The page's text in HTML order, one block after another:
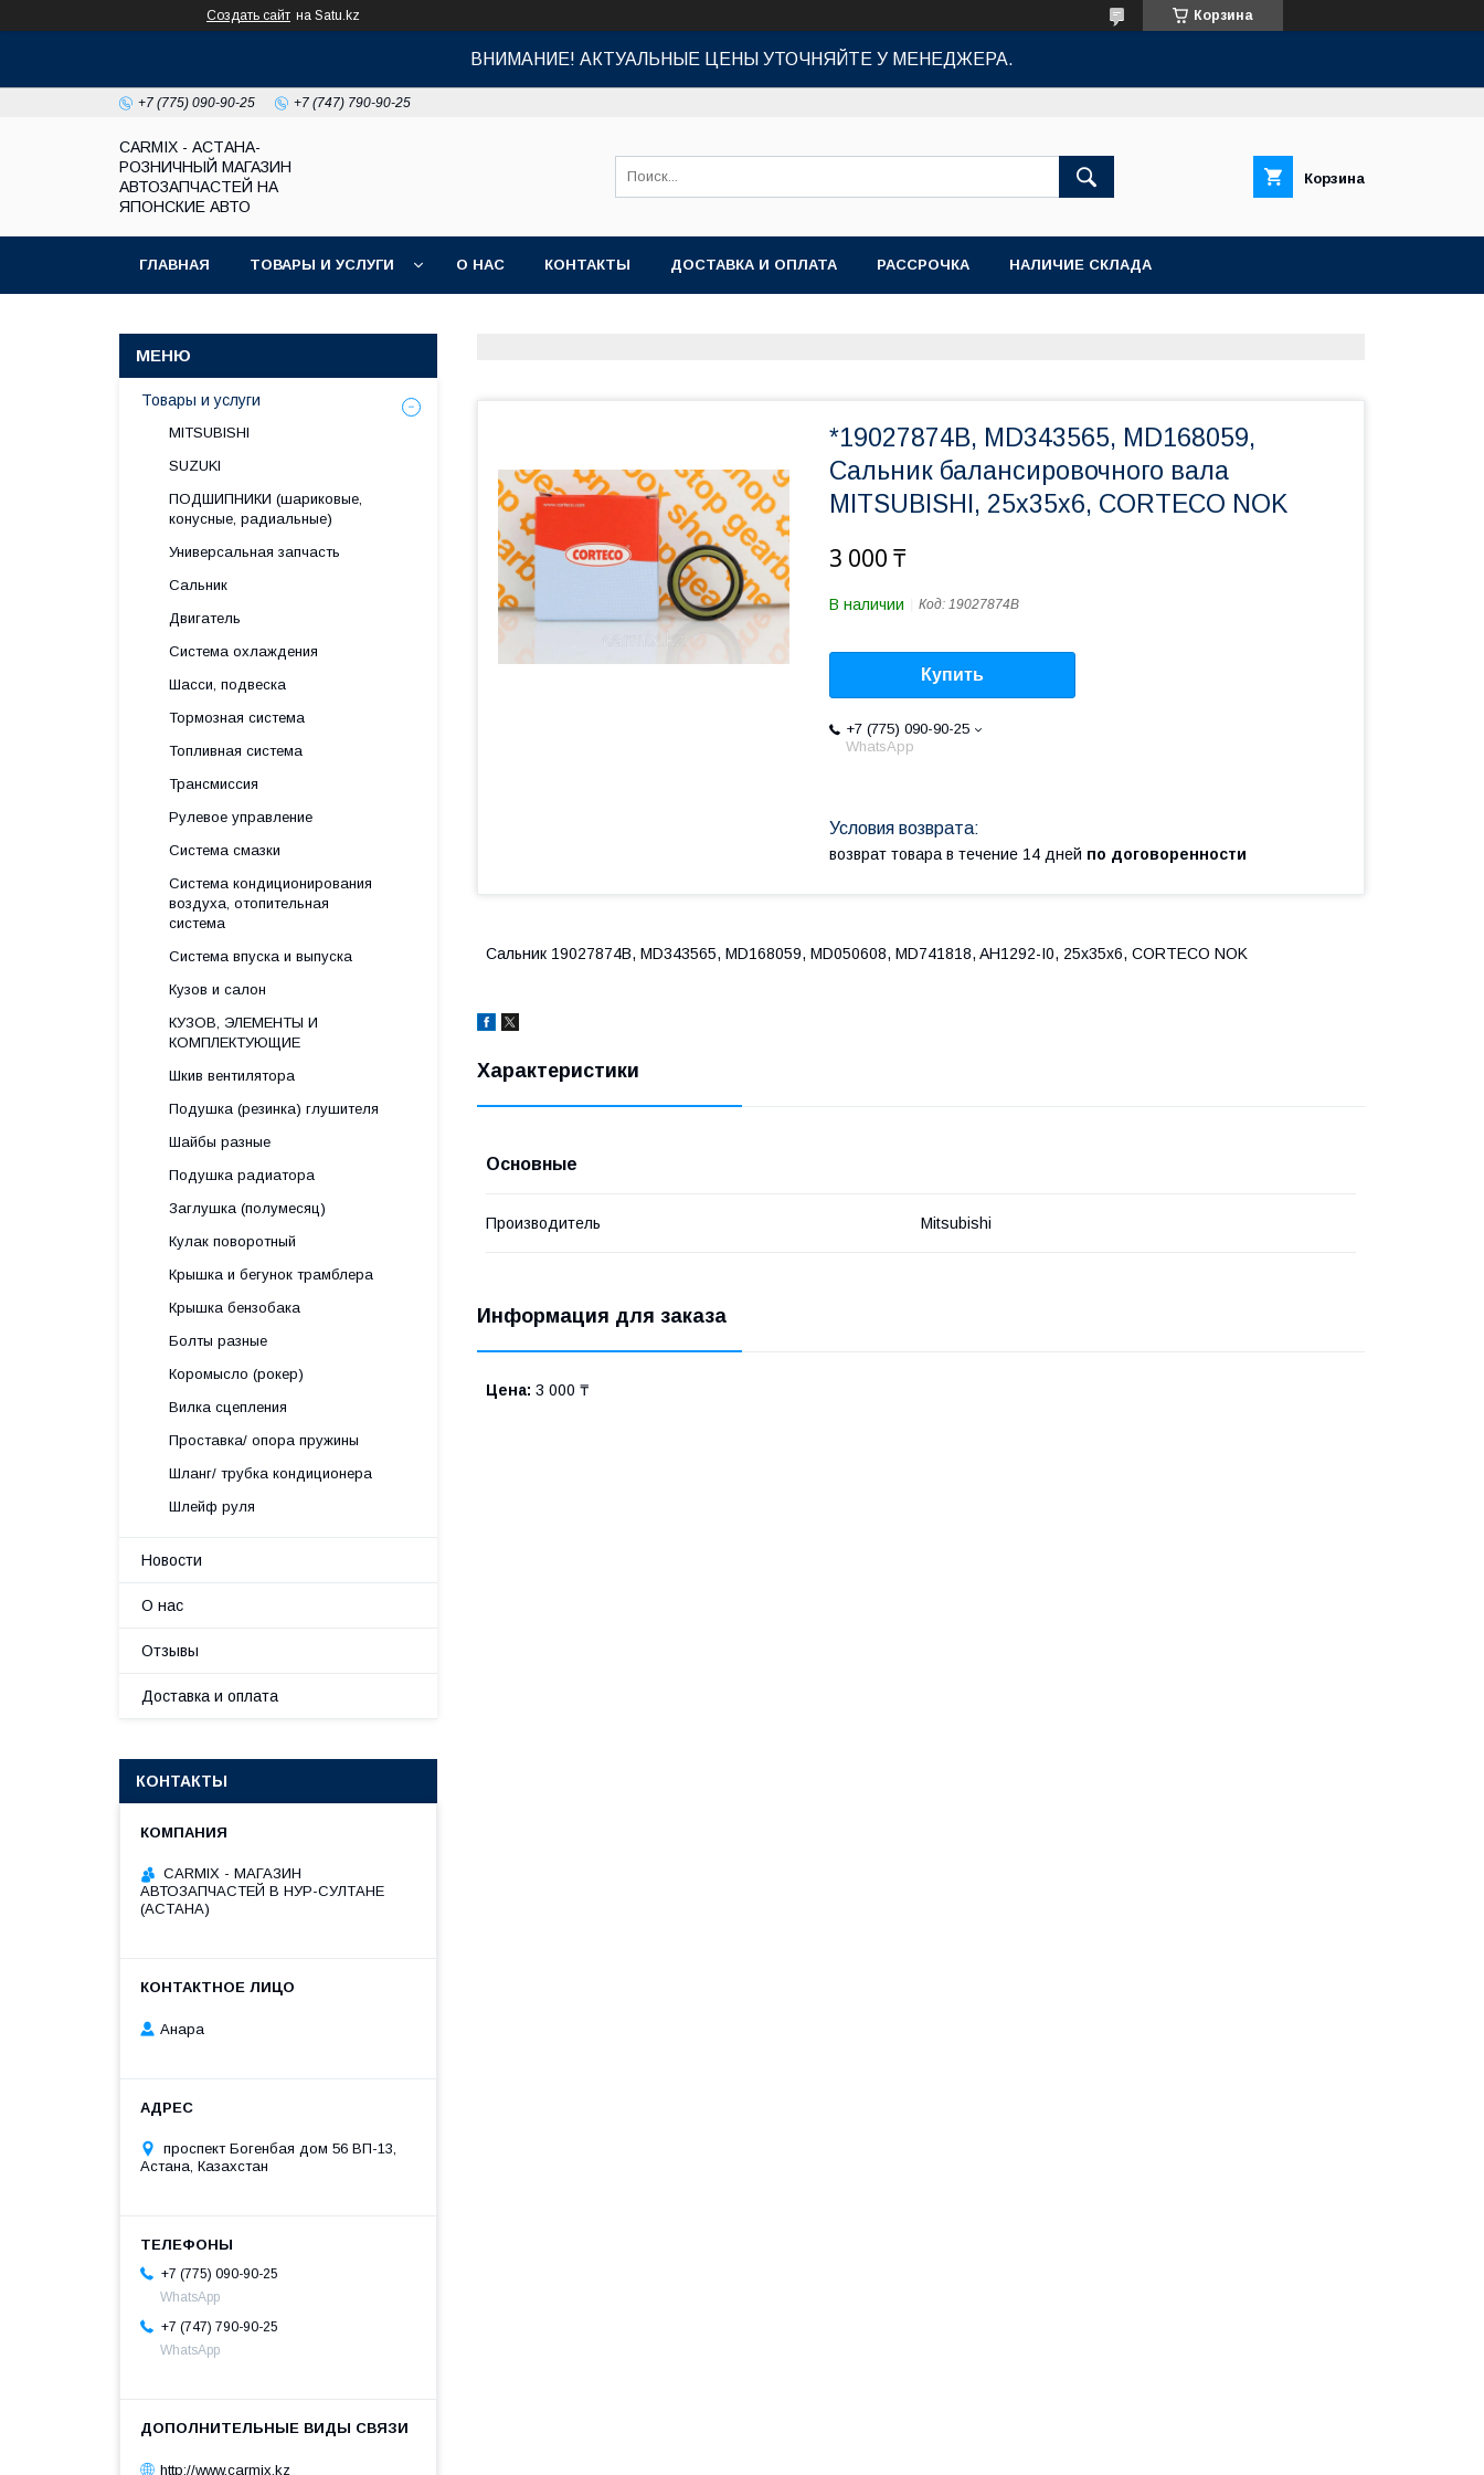
Создать сайт на Satu.kz Корзина
ВНИМАНИЕ! АКТУАЛЬНЫЕ ЦЕНЫ УТОЧНЯЙТЕ У МЕНЕДЖЕРА.
+7 (775) 090-90-25 +7 (747) 790-90-25
СARMIX - АСТАНА-
РОЗНИЧНЫЙ МАГАЗИН
АВТОЗАПЧАСТЕЙ НА
ЯПОНСКИЕ АВТО
Корзина
ГЛАВНАЯ ТОВАРЫ И УСЛУГИ О НАС КОНТАКТЫ ДОСТАВКА И ОПЛАТА РАССРОЧКА НАЛИЧИЕ СКЛАДА
*19027874B, MD343565, MD168059,
Сальник балансировочного вала
MITSUBISHI, 25x35x6, CORTECO NOK
3 000 ₸
В наличии Код: 19027874B
Купить
+7 (775) 090-90-25
WhatsApp
возврат товара в течение 14 дней по договоренности
Сальник 19027874B, MD343565, MD168059, MD050608, MD741818, AH1292-I0, 25x35x6, CORTECO NOK
Характеристики
Основные
Производитель Mitsubishi
Информация для заказа
Цена: 3 000 ₸
Товары и услуги
MITSUBISHI
SUZUKI
ПОДШИПНИКИ (шариковые,
конусные, радиальные)
Универсальная запчасть
Сальник
Двигатель
Система охлаждения
Шасси, подвеска
Тормозная система
Топливная система
Трансмиссия
Рулевое управление
Система смазки
Система кондиционирования
воздуха, отопительная
система
Система впуска и выпуска
Кузов и салон
КУЗОВ, ЭЛЕМЕНТЫ И
КОМПЛЕКТУЮЩИЕ
Шкив вентилятора
Подушка (резинка) глушителя
Шайбы разные
Подушка радиатора
Заглушка (полумесяц)
Кулак поворотный
Крышка и бегунок трамблера
Крышка бензобака
Болты разные
Коромысло (рокер)
Вилка сцепления
Проставка/ опора пружины
Шланг/ трубка кондиционера
Шлейф руля
Новости
О нас
Отзывы
Доставка и оплата
КОНТАКТЫ
СARMIX - МАГАЗИН
АВТОЗАПЧАСТЕЙ В НУР-СУЛТАНЕ
(АСТАНА)
Анара
проспект Богенбая дом 56 ВП-13,
Астана, Казахстан
+7 (775) 090-90-25
WhatsApp
+7 (747) 790-90-25
WhatsApp
http://www.carmix.kz